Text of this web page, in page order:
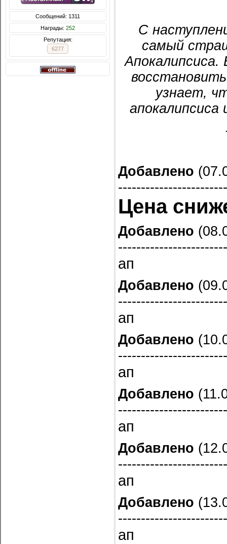
Сообщений: 1311
Награды: 252
Репутация:
6277
С
самый
узнает,
Добавлено
Цена
Добавлено
ап
Добавлено
ап
Добавлено
ап
Добавлено
ап
Добавлено
ап
Добавлено
ап